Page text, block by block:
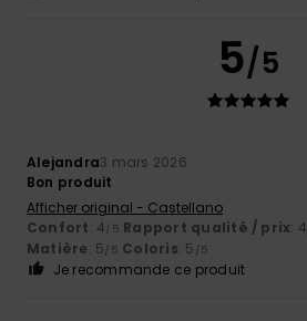
5/5
Alejandra3 mars 2026
Bon produit
Afficher original - Castellano
Confort: 4/5 Rapport qualité / prix: 4
Matière: 5/5 Coloris: 5 /5
Je recommande ce produit